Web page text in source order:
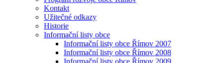
Kontakt
Užitečné odkazy
Historie
Informační listy obce
Informační listy obce Římov 2007
Informační listy obce Římov 2008